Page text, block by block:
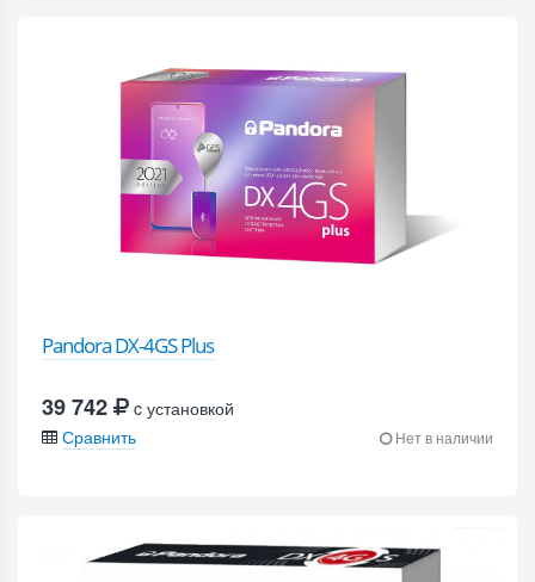
Pandora DX-4GS Plus
39 742
c установкой
Сравнить
Нет в наличии